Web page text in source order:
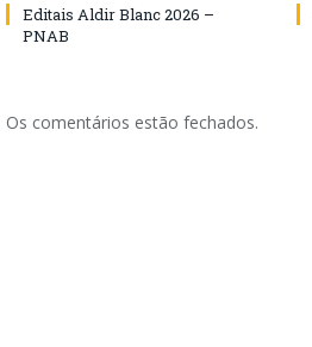
Editais Aldir Blanc 2026 –
PNAB
Os comentários estão fechados.